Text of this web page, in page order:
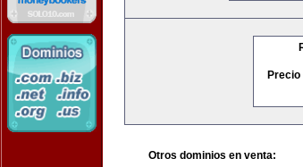
Otros dominios en venta: